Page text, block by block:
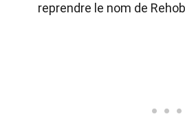
reprendre le nom de